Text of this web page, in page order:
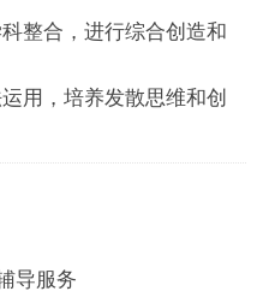
整合，进行综合创造和
用，培养发散思维和创
导服务